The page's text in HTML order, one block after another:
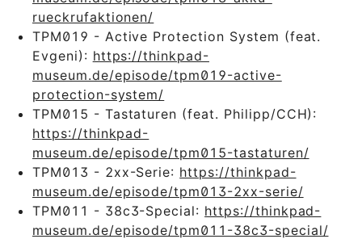
rueckrufaktionen/
TPM019 - Active Protection System (feat.
Evgeni): https://thinkpad-
museum.de/episode/tpm019-active-
protection-system/
TPM015 - Tastaturen (feat. Philipp/CCH):
https://thinkpad-
museum.de/episode/tpm015-tastaturen/
TPM013 - 2xx-Serie: https://thinkpad-
museum.de/episode/tpm013-2xx-serie/
TPM011 - 38c3-Special: https://thinkpad-
museum.de/episode/tpm011-38c3-special/